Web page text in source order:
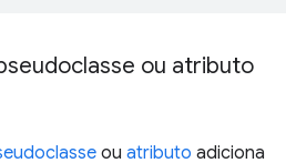
ou atributo
ou atributo adiciona